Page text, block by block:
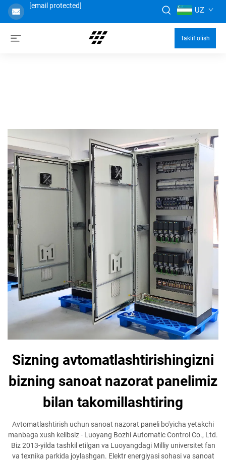
[email protected] UZ
Taklif olish
Sizning avtomatlashtirishingizni
bizning sanoat nazorat panelimiz
bilan takomillashtiring
Avtomatlashtirish uchun sanoat nazorat paneli bo'yicha yetakchi
manbaga xush kelibsiz - Luoyang Bozhi Automatic Control Co., Ltd.
Biz 2013-yilda tashkil etilgan va Luoyangdagi Milliy universitet fan
va texnika parkida joylashgan. Elektr energiyasi sohasi va sanoat